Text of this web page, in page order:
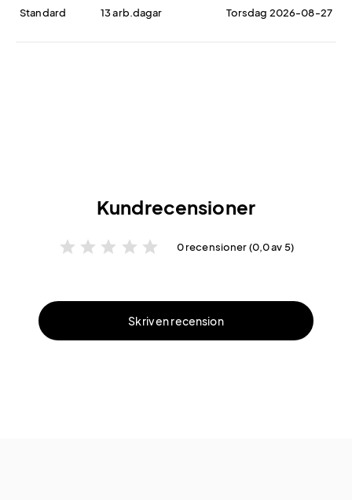
Standard 13 arb.dagar Torsdag 2026-08-27
Kundrecensioner
star star star star star 0 recensioner (0,0 av 5)
Skriv en recension